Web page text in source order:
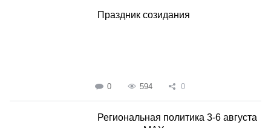
Праздник созидания
0 594 0
Региональная политика 3-6 августа